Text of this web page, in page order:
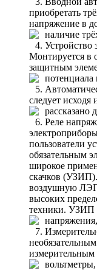
приобретать
напряжение в
наличие
Монтируется в
защитным
потенциала
следует исходя
рассказано
Реле
пользователи
обязательным
широкое
скачков
воздушную
высоких
техники. УЗИП
измерительным